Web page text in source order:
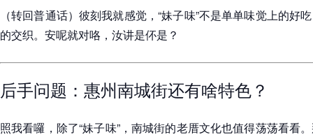
（转回普通话）彼刻我就感觉，“妹子味”不是单单味觉上的好
的交织。安呢就对咯，汝讲是伓是？
后手问题：惠州南城街还有啥特色？
照我看囉，除了“妹子味”，南城街的老厝文化也值得荡荡看看